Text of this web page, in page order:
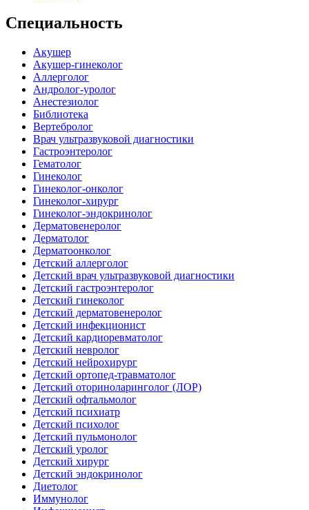
Специальность
Акушер
Акушер-гинеколог
Аллерголог
Андролог-уролог
Анестезиолог
Библиотека
Вертебролог
Врач ультразвуковой диагностики
Гастроэнтеролог
Гематолог
Гинеколог
Гинеколог-онколог
Гинеколог-хирург
Гинеколог-эндокринолог
Дерматовенеролог
Дерматолог
Дерматоонколог
Детский аллерголог
Детский врач ультразвуковой диагностики
Детский гастроэнтеролог
Детский гинеколог
Детский дерматовенеролог
Детский инфекционист
Детский кардиоревматолог
Детский невролог
Детский нейрохирург
Детский ортопед-травматолог
Детский оториноларинголог (ЛОР)
Детский офтальмолог
Детский психиатр
Детский психолог
Детский пульмонолог
Детский уролог
Детский хирург
Детский эндокринолог
Диетолог
Иммунолог